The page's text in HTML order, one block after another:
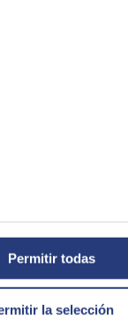
Permitir todas
la selección